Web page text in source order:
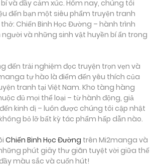
và đầy cảm xúc. Hôm nay, chúng tôi
đến bạn một siêu phẩm truyện tranh
Chiến Binh Học Đường – hành trình
và những sinh vật huyền bí ẩn trong
đến trải nghiệm đọc truyện trọn vẹn và
tự hào là điểm đến yêu thích của
tranh tại Việt Nam. Kho tàng hàng
đủ mọi thể loại – từ hành động, giả
kinh dị – luôn được chúng tôi cập nhật
bỏ lỡ bất kỳ tác phẩm hấp dẫn nào.
Chiến Binh Học Đường trên Mi2manga và
phút giây thư giãn tuyệt vời giữa thế
màu sắc và cuốn hút!